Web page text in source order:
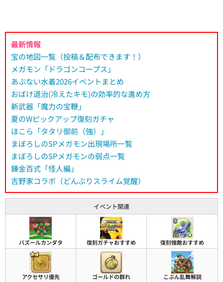
最新情報
宝の地図一覧（投稿＆配布できます！）
メガモン「ドラゴンコープス」
あぶない水着2026イベントまとめ
おばけ退治(冷えたキモ)の効率的な進め方
新武器「魔力の宝鞭」
夏のWピックアップ復刻ガチャ
ほこら「タタリ御前（強）」
まぼろしのSPメガモン出現場所一覧
まぼろしのSPメガモンの弱点一覧
錬金百式「怪人編」
吉野家コラボ（どんぶりスライム覚醒）
イベント関連
バズールカンダタ 復刻ガチャおすすめ 復刻強敵おすすめ
アクセサリ優先 ゴールドの群れ こぶん乱舞解説